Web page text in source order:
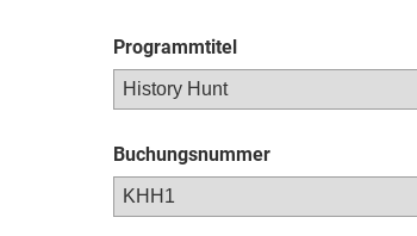
Programmtitel
Buchungsnummer